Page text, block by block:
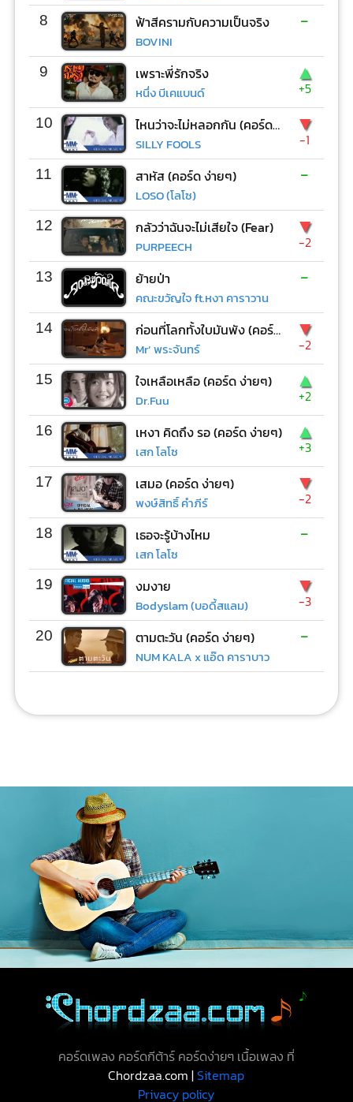
8 ฟ้าสีครามกับความเป็นจริง
BOVINI
-
9 เพราะพี่รักจริง
หนึ่ง บีเคแบนด์
▲
+5
10 ไหนว่าจะไม่หลอกกัน (คอร์ด ง่ายๆ)
SILLY FOOLS
▼
-1
11 สาหัส (คอร์ด ง่ายๆ)
LOSO (โลโซ)
-
12 กลัวว่าฉันจะไม่เสียใจ (Fear)
PURPEECH
▼
-2
13 ย้ายป่า
คณะขวัญใจ ft.หงา คาราวาน
-
14 ก่อนที่โลกทั้งใบมันพัง (คอร์ด ง่ายๆ)
Mr’ พระจันทร์
▼
-2
15 ใจเหลือเหลือ (คอร์ด ง่ายๆ)
Dr.Fuu
▲
+2
16 เหงา คิดถึง รอ (คอร์ด ง่ายๆ)
เสก โลโซ
▲
+3
17 เสมอ (คอร์ด ง่ายๆ)
พงษ์สิทธิ์ คำภีร์
▼
-2
18 เธอจะรู้บ้างไหม
เสก โลโซ
-
19 งมงาย
Bodyslam (บอดี้สแลม)
▼
-3
20 ตามตะวัน (คอร์ด ง่ายๆ)
NUM KALA x แอ๊ด คาราบาว
-
คอร์ดเพลง คอร์ดกีต้าร์ คอร์ดง่ายๆ เนื้อเพลง ที่
Chordzaa.com |Sitemap
Privacy policy